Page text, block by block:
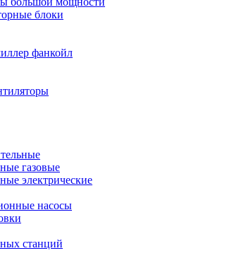
блоки
фанкойл
газовые
электрические
насосы
станций